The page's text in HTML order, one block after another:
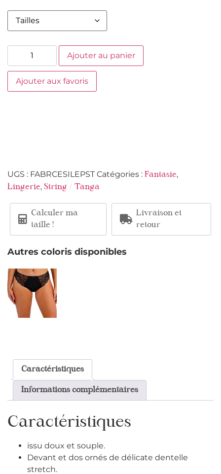
Ajouter au panier
Ajouter aux favoris
UGS : FABRCESILEPST Catégories : Fantasie,
Lingerie, String / Tanga
Calculer ma
taille !
Livraison et
retour
Autres coloris disponibles
Caractéristiques
Informations complémentaires
Caractéristiques
issu doux et souple.
Devant et dos ornés de délicate dentelle
stretch.